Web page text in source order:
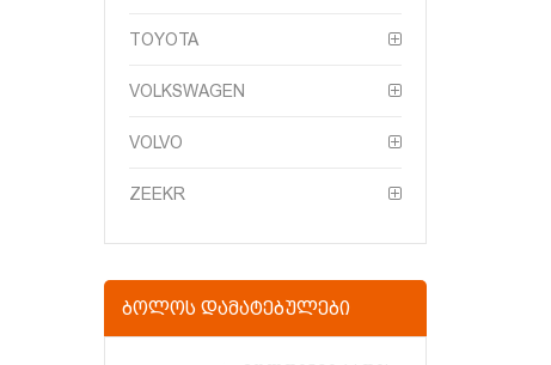
TOYOTA
VOLKSWAGEN
VOLVO
ZEEKR
ᲑᲝᲚᲝᲡ ᲓᲐᲛᲐᲢᲔᲑᲣᲚᲔᲑᲘ